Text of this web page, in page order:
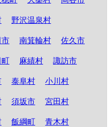
野沢温泉村
市 南箕輪村 佐久市
町 麻績村 諏訪市
泰阜村 小川村
須坂市 宮田村
飯綱町 青木村